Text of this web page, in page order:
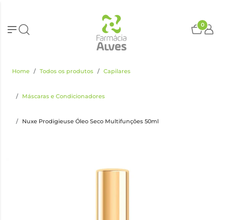
0
Home Todos os produtos Capilares
Máscaras e Condicionadores
Nuxe Prodigieuse Óleo Seco Multifunções 50ml